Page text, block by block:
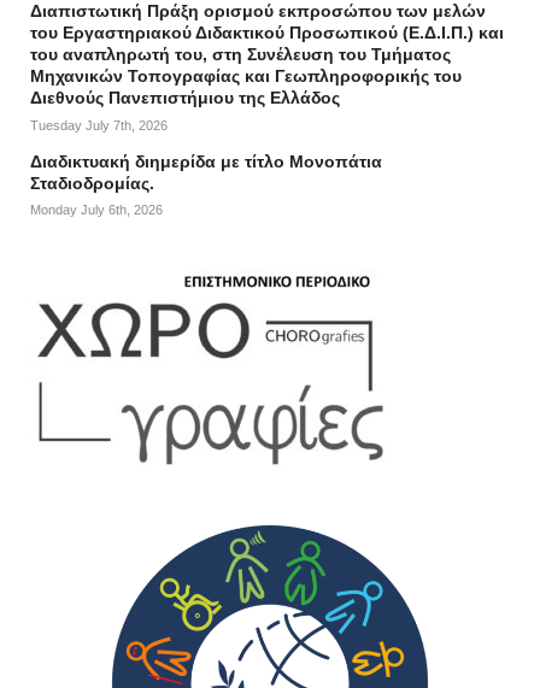
Διαπιστωτική Πράξη ορισμού εκπροσώπου των μελών
του Εργαστηριακού Διδακτικού Προσωπικού (Ε.Δ.Ι.Π.) και
του αναπληρωτή του, στη Συνέλευση του Τμήματος
Μηχανικών Τοπογραφίας και Γεωπληροφορικής του
Διεθνούς Πανεπιστήμιου της Ελλάδος
Tuesday July 7th, 2026
Διαδικτυακή διημερίδα με τίτλο Μονοπάτια
Σταδιοδρομίας.
Monday July 6th, 2026